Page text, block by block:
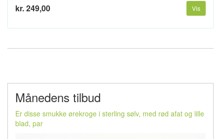
kr. 249,00 Vis
Månedens tilbud
Er disse smukke ørekroge i sterling sølv, med rød afat og lille
blad, par